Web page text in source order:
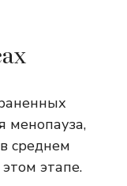
менопауза,
среднем
этапе.